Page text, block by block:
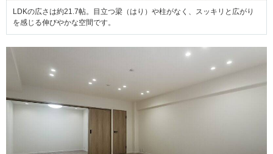
LDKの広さは約21.7帖。目立つ梁（はり）や柱がなく、スッキリと広がり
を感じる伸びやかな空間です。